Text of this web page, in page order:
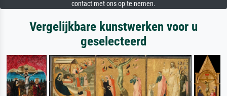
contact met ons op te nemen.
Vergelijkbare kunstwerken voor u
geselecteerd